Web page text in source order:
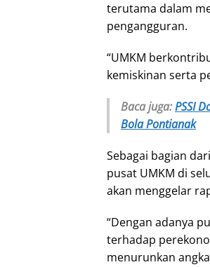
terutama dalam
pengangguran.
“UMKM
kemiskinan serta
Baca juga:PSSI
Bola Pontianak
Sebagai bagian
pusat UMKM di
akan menggelar
“Dengan adanya
terhadap
menurunkan